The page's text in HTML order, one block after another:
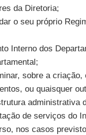
da Diretoria;
o seu próprio
Interno dos
sobre a criação,
ou quaisquer
administrativa
de serviços do
nos casos